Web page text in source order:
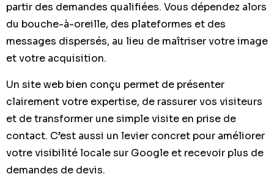
partir des demandes qualifiées. Vous dépendez alors
du bouche-à-oreille, des plateformes et des
messages dispersés, au lieu de maîtriser votre image
et votre acquisition.
Un site web bien conçu permet de présenter
clairement votre expertise, de rassurer vos visiteurs
et de transformer une simple visite en prise de
contact. C’est aussi un levier concret pour améliorer
votre visibilité locale sur Google et recevoir plus de
demandes de devis.